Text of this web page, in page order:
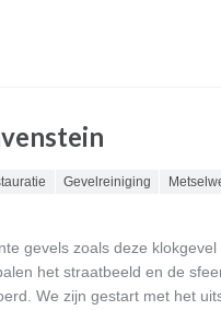
Gevelreiniging
gevels zoals deze
het straatbeeld en de
We zijn gestart met het